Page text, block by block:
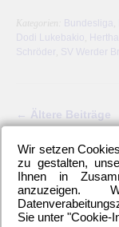
Kategorien: Bundesliga
Dodi Lukebakio
Schröder
SV Werder
← Ältere Beiträge
LETZTE HERTHA-
Einwechselspieler
Wir setzen
zu gestalten,
Ihnen in
anzuzeigen.
Sie unter "Cookie-